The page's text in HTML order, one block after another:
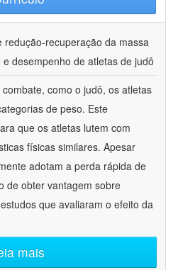
redução-recuperação da massa
desempenho de atletas de judô
como o judô, os atletas
de peso. Este
que os atletas lutem com
físicas similares. Apesar
adotam a perda rápida de
de obter vantagem sobre
que avaliaram o efeito da
mais